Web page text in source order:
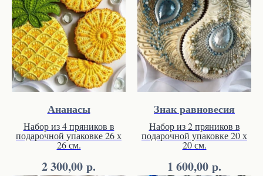
Ананасы
Набор из 4 пряников в
подарочной упаковке 26 х
26 см.
2 300,00 р.
Знак равновесия
Набор из 2 пряников в
подарочной упаковке 20 х
20 см.
1 600,00 р.